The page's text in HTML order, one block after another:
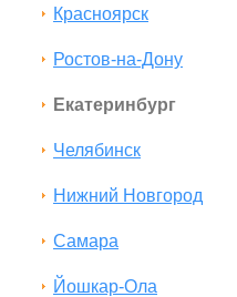
Красноярск
Ростов-на-Дону
Екатеринбург
Челябинск
Нижний Новгород
Самара
Йошкар-Ола